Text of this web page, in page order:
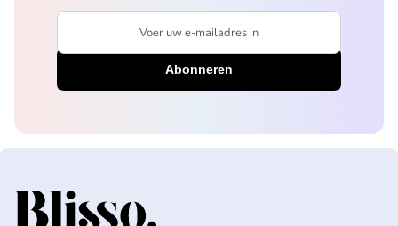
Voer uw e-mailadres in
Home